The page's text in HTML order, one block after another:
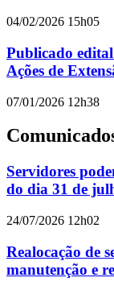
04/02/2026 15h05
Publicado
Ações de
07/01/2026 12h38
Servidores
do dia 31 de
24/07/2026 12h02
Realocação de
manutenção e